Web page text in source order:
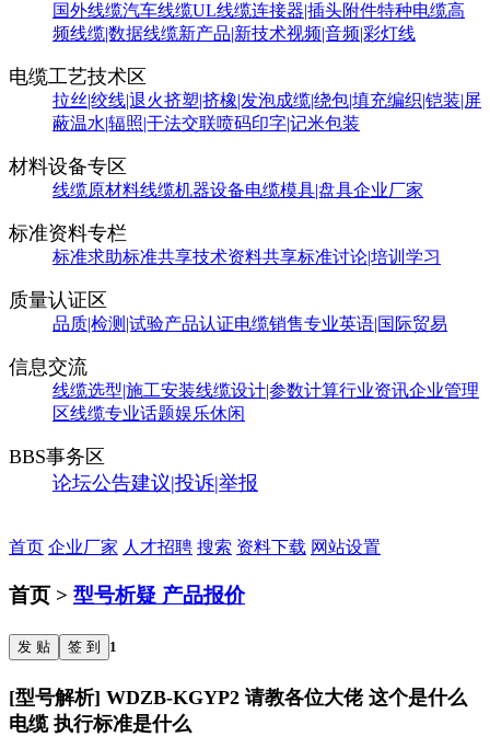
国外线缆汽车线缆UL线缆连接器|插头附件特种电缆高
频线缆|数据线缆新产品|新技术视频|音频|彩灯线
电缆工艺技术区
拉丝|绞线|退火挤塑|挤橡|发泡成缆|绕包|填充编织|铠装|屏
蔽温水|辐照|干法交联喷码印字|记米包装
材料设备专区
线缆原材料线缆机器设备电缆模具|盘具企业厂家
标准资料专栏
标准求助标准共享技术资料共享标准讨论|培训学习
质量认证区
品质|检测|试验产品认证电缆销售专业英语|国际贸易
信息交流
线缆选型|施工安装线缆设计|参数计算行业资讯企业管理
区线缆专业话题娱乐休闲
BBS事务区
论坛公告建议|投诉|举报
首页 企业厂家 人才招聘 搜索 资料下载 网站设置
首页 > 型号析疑 产品报价
发 贴 签 到 1
[型号解析] WDZB-KGYP2 请教各位大佬 这个是什么
电缆 执行标准是什么